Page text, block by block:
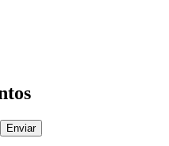
Enviar